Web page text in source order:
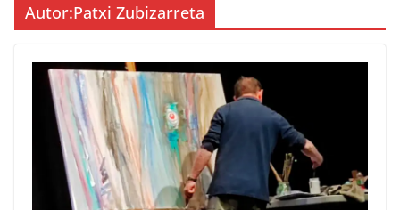
Autor:Patxi Zubizarreta